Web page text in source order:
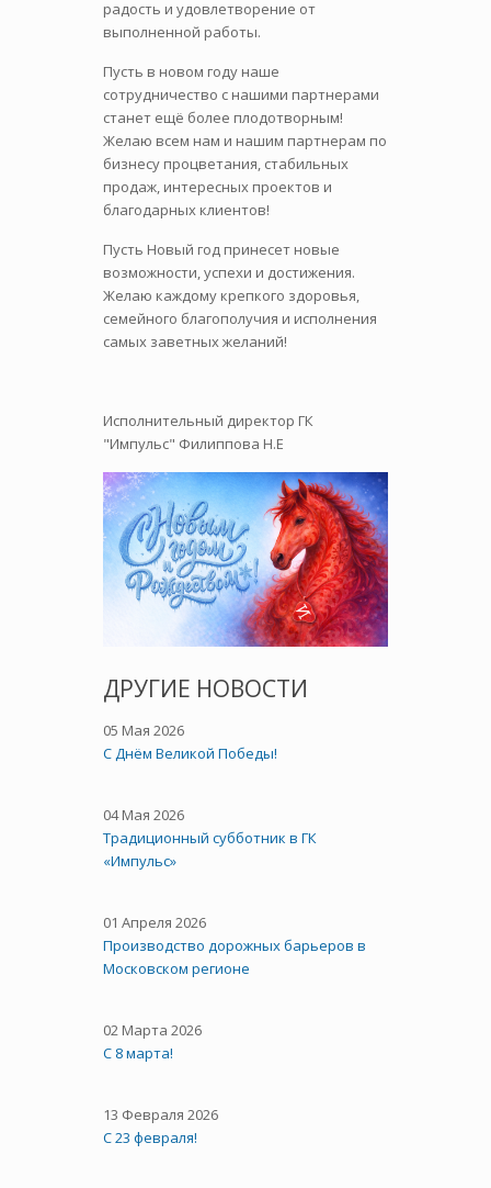
радость и удовлетворение от
выполненной работы.
Пусть в новом году наше
сотрудничество с нашими партнерами
станет ещё более плодотворным!
Желаю всем нам и нашим партнерам по
бизнесу процветания, стабильных
продаж, интересных проектов и
благодарных клиентов!
Пусть Новый год принесет новые
возможности, успехи и достижения.
Желаю каждому крепкого здоровья,
семейного благополучия и исполнения
самых заветных желаний!
Исполнительный директор ГК
"Импульс" Филиппова Н.Е
ДРУГИЕ НОВОСТИ
05 Мая 2026
C Днём Великой Победы!
04 Мая 2026
Традиционный субботник в ГК
«Импульс»
01 Апреля 2026
Производство дорожных барьеров в
Московском регионе
02 Марта 2026
С 8 марта!
13 Февраля 2026
С 23 февраля!